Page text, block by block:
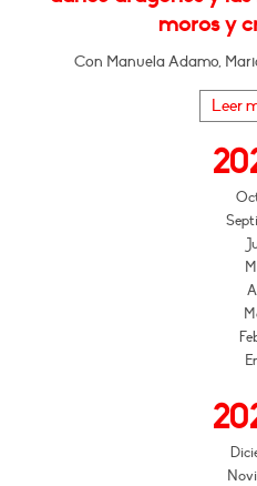
moros y
Con Manuela Adamo,
Leer